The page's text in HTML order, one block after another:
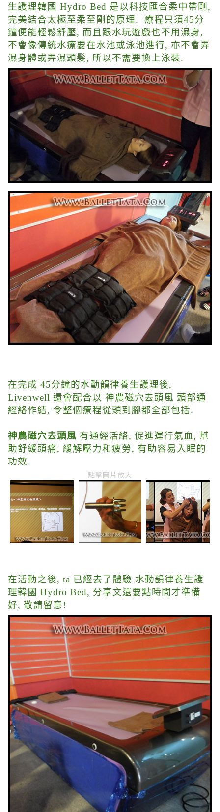
生護理韓國 Hydro Bed 是以科技匯合柔中帶剛,
完美結合太極至柔至剛的原理. 療程只須45分
鐘便能輕鬆舒壓, 而且跟水玩遊戲也不用濕身,
不會像傳統水療要在水池或泳池進行, 亦不會弄
濕身體或弄濕頭髮, 所以不需要換上泳裝.
在完成 45分鐘的水動韻律養生護理後,
Livenwell 還會配合以 神農磁穴去頭風 頭部通
經絡作結, 令整個療程從頭到腳都全部包括.
神農磁穴去頭風 有通經活絡, 促進運行氣血, 幫
助舒緩頭痛, 緩解壓力和疲勞, 有助容易入眠的
功效.
點擊圖片放大
在活動之後, ta 已經去了體驗 水動韻律養生護
理韓國 Hydro Bed, 分享文還要點時間才準備
好, 敬請留意!